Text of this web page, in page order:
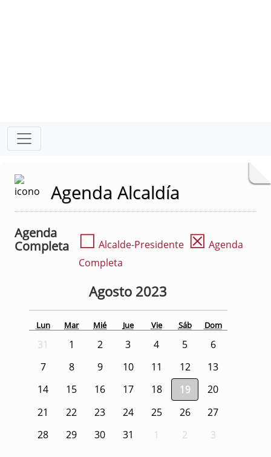
Agenda Alcaldía
Agenda
Completa
☐ Alcalde-Presidente ☒ Agenda
Completa
Agosto 2023
Lun Mar Mié Jue Vie Sáb Dom
31 1 2 3 4 5
6
7
8 9 10 11 12
13
14
15 16 17 18 19
20
21
22 23 24 25 26
27
28
29 30 31 1 2 3